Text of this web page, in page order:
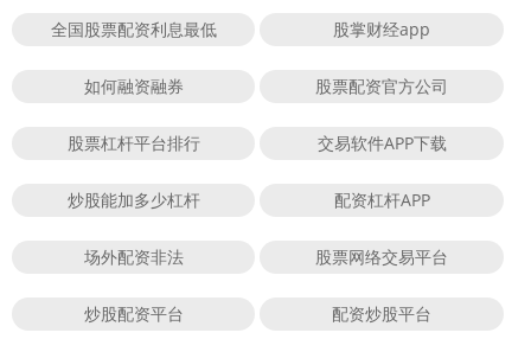
全国股票配资利息最低 股掌财经app
如何融资融券 股票配资官方公司
股票杠杆平台排行 交易软件APP下载
炒股能加多少杠杆 配资杠杆APP
场外配资非法 股票网络交易平台
炒股配资平台 配资炒股平台